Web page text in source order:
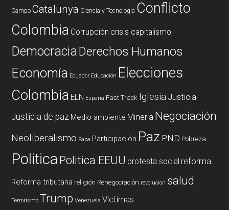
Campo Catalunya Ciencia y Tecnología Conflicto
Colombia Corrupción crisis capitalismo
DemocraciaDerechos Humanos
Economía Ecuador Educación Elecciones
Colombia ELN España Fast Track Iglesia Justicia
Justicia de paz Medio ambiente Mineria Negociación
Neoliberalismo Papa Participación Paz PND Pobreza
PoliticaPolitica EEUU protesta social reforma
Reforma tributaria religión Renegociación revolucion salud
Terrorismo Trump Venezuela Victimas